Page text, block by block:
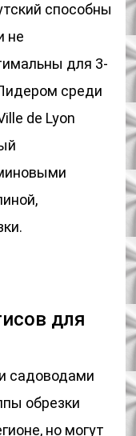
способны
не
для 3-
среди
de Lyon
для
садоводами
обрезки
но могут